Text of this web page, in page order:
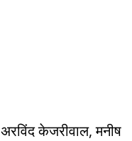
केजरीवाल, मनीष